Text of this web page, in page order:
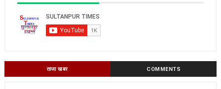
ताजा खबर COMMENTS